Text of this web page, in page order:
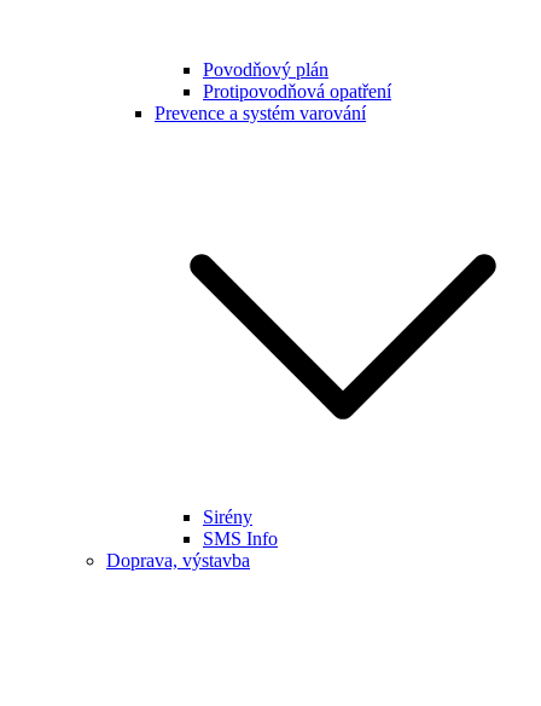
Povodňový plán
Protipovodňová opatření
Prevence a systém varování
Sirény
SMS Info
Doprava, výstavba